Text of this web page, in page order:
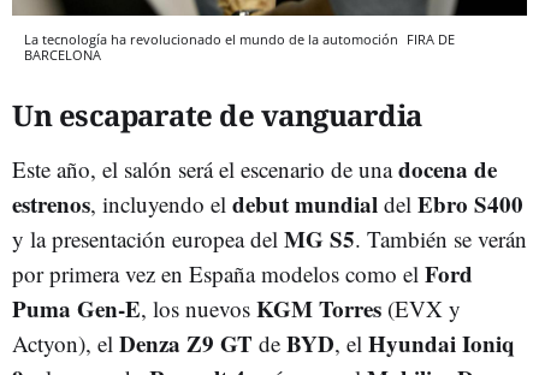
La tecnología ha revolucionado el mundo de la automoción FIRA DE
BARCELONA
Un escaparate de vanguardia
Este año, el salón será el escenario de unadocena de
estrenos, incluyendo el debut mundial del Ebro S400
y la presentación europea del MG S5. También se verán
por primera vez en España modelos como el Ford
Puma Gen-E, los nuevos KGM Torres (EVX y
Actyon), el Denza Z9 GT de BYD, el Hyundai Ioniq